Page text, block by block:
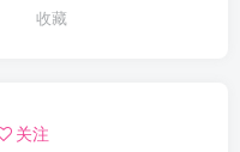
收藏
关注